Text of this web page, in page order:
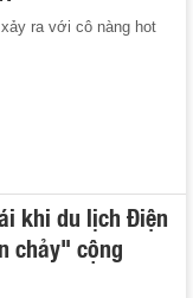
ra với cô nàng hot
khi du lịch Điện
chảy" cộng